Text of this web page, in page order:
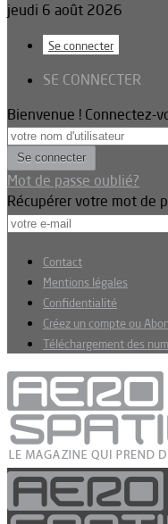
jeudi 6 août 2026
Se connecter
SE CONNECTER
Bienvenue ! Connectez-
Mot de passe oublié?
Récupérer votre mot de
Contact
Mentions légales
Confidentialité
Créez un compte ou
Téléchargement des